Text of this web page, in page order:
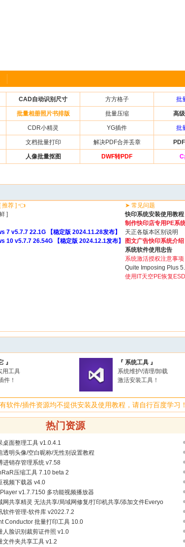
CAD自动识别尺寸 方方格子 批
批量相册照片书排版 批量压缩 高
CDR小精灵 YG插件 批
文档批量打印 解决PDF合并丢章
人像批量抠图 DWF转PDF C
推荐 ] 👈
]
7 v5.7.7 22.1G 【稳定版 2024.11.28发布】
10 v5.7.7 26.54G 【稳定版 2024.12.1发布】
➤ 常见问题
快印系统安装使用教程
制作快印店专用PE系
天正各版本区别说明
图文广告快印系统介绍
系统软件使用忠告
系统激活授权注意事项
Quite Imposing Plus
使用IT天空PE恢复
』
用工具
件！
『 系统工具 』
系统维护/清理/卸载
激活安装工具！
软件/插件资源均不提供安装及使用教程，请自行百度学习！
热门资源
桌面整理工具 v1.0.4.1
透明头像/空白昵称/无性别设置教程
进销存管理系统 v7.58
压缩工具 7.10 beta 2
视频下载器 v4.0
v1.7.7150 多功能视频播放器
网共享精灵 无法共享/局域网修复/打印机共享/添加文件Everyo
软件管理-软件库 v2022.7.2
Conductor 批量打印工具 10.0
人脸识别裁剪证件照 v1.0
文件夹共享工具 v1.2